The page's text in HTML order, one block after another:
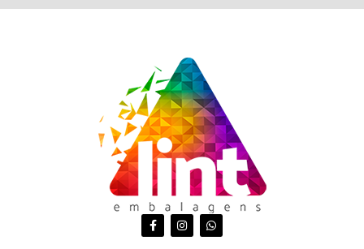
F
a
c
I
n
s
W
h
a